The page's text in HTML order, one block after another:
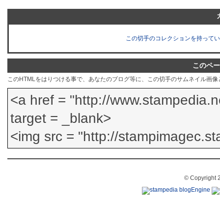
この切手のコレクションを持って
このペ
このHTMLをはりつける事で、あなたのブログ等に、この切手のサムネイル画
© Copyright